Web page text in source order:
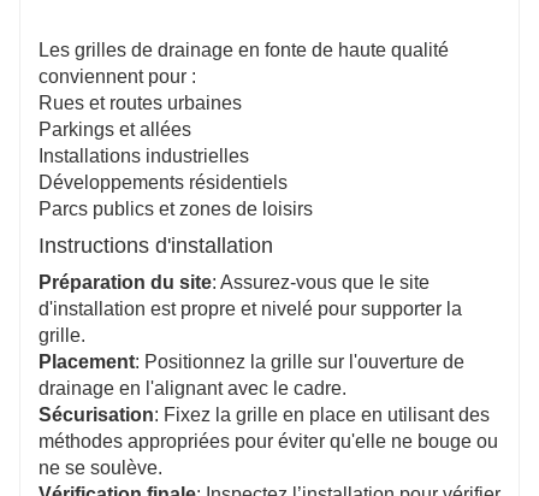
Les grilles de drainage en fonte de haute qualité
conviennent pour :
Rues et routes urbaines
Parkings et allées
Installations industrielles
Développements résidentiels
Parcs publics et zones de loisirs
Instructions d'installation
Préparation du site: Assurez-vous que le site
d'installation est propre et nivelé pour supporter la
grille.
Placement: Positionnez la grille sur l'ouverture de
drainage en l'alignant avec le cadre.
Sécurisation: Fixez la grille en place en utilisant des
méthodes appropriées pour éviter qu'elle ne bouge ou
ne se soulève.